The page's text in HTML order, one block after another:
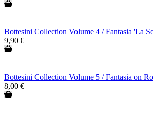
Bottesini Collection Volume 4 / Fantasia 'La
9,90 €
Bottesini Collection Volume 5 / Fantasia on
8,00 €